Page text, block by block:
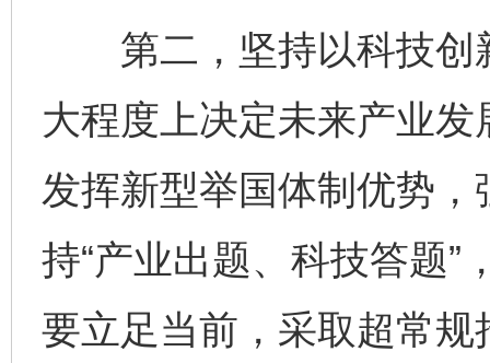
第二，坚持以科技创
大程度上决定未来产业
发挥新型举国体制优势
持“产业出题、科技答题”
要立足当前，采取超常